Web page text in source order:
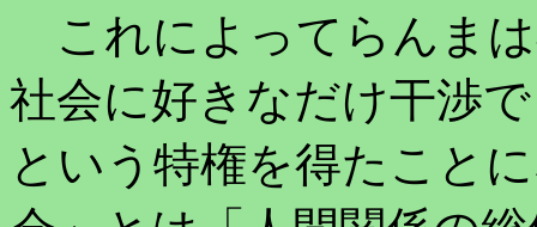
これによってらんま
社会に好きなだけ干渉
という特権を得たこと